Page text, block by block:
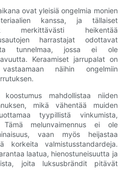
ovat yleisiä ongelmia monien
kanssa, ja tällaiset
merkittävästi heikentää
harrastajat odottavat
tunnelmaa, jossa ei ole
Keraamiset jarrupalat on
näihin ongelmiin
koostumus mahdollistaa niiden
mikä vähentää muiden
tyypillistä vinkumista,
melunvaimennus ei ole
vaan myös heijastaa
korkeita valmistusstandardeja.
laatua, hienostuneisuutta ja
joita luksusbrändit pitävät